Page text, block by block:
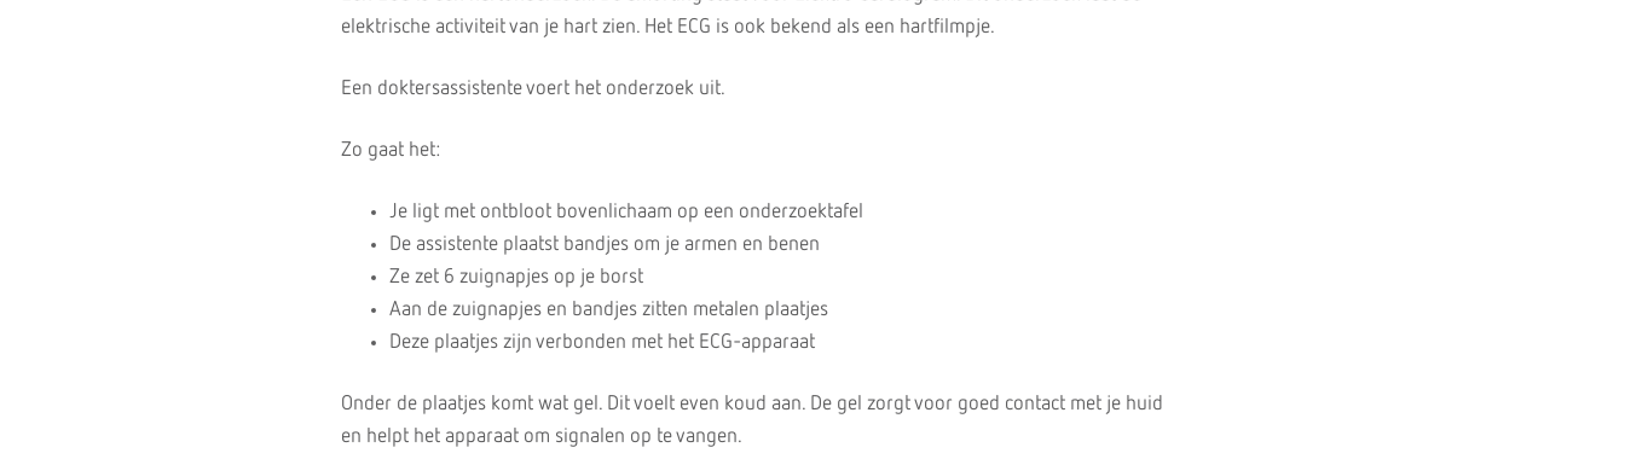
elektrische activiteit van je hart zien. Het ECG is ook bekend als een hartfilmpje.
Een doktersassistente voert het onderzoek uit.
Zo gaat het:
Je ligt met ontbloot bovenlichaam op een onderzoektafel
De assistente plaatst bandjes om je armen en benen
Ze zet 6 zuignapjes op je borst
Aan de zuignapjes en bandjes zitten metalen plaatjes
Deze plaatjes zijn verbonden met het ECG-apparaat
Onder de plaatjes komt wat gel. Dit voelt even koud aan. De gel zorgt voor goed contact met je huid
en helpt het apparaat om signalen op te vangen.